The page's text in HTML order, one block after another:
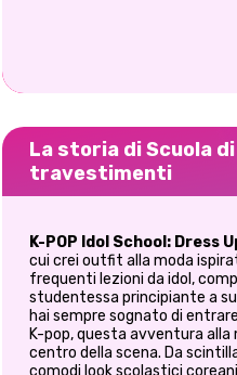
La storia di Scuola di
travestimenti
K-POP Idol School: Dress
cui crei outfit alla moda
frequenti lezioni da idol,
studentessa principiante a
hai sempre sognato di
K-pop, questa avventura
centro della scena. Da
comodi look scolastici